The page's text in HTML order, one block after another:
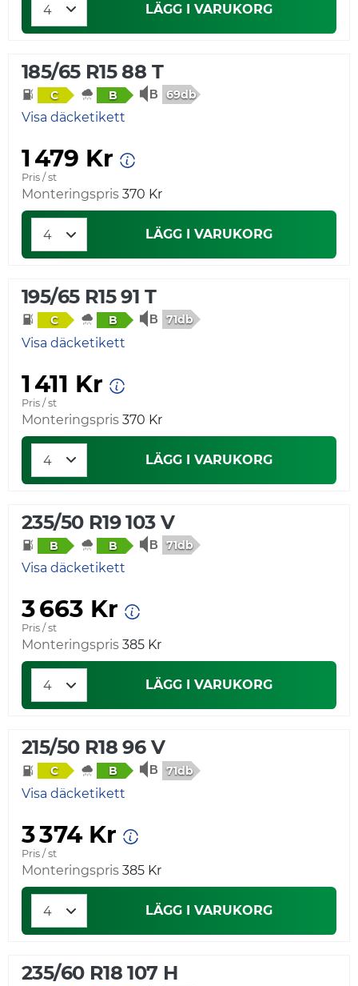
LÄGG I VARUKORG
185/65 R15 88 T
C B 69db
Visa däcketikett
1 479 Kr
Pris / st
Monteringspris 370 Kr
LÄGG I VARUKORG
195/65 R15 91 T
C B 71db
Visa däcketikett
1 411 Kr
Pris / st
Monteringspris 370 Kr
LÄGG I VARUKORG
235/50 R19 103 V
B B 71db
Visa däcketikett
3 663 Kr
Pris / st
Monteringspris 385 Kr
LÄGG I VARUKORG
215/50 R18 96 V
C B 71db
Visa däcketikett
3 374 Kr
Pris / st
Monteringspris 385 Kr
LÄGG I VARUKORG
235/60 R18 107 H